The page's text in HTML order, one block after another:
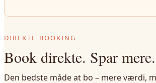
DIREKTE BOOKING
Book direkte. Spar mere.
Den bedste måde at bo – mere værdi,